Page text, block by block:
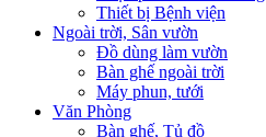
Thiết bị Bệnh viện
Ngoài trời, Sân vườn
Đồ dùng làm vườn
Bàn ghế ngoài trời
Máy phun, tưới
Văn Phòng
Bàn ghế, Tủ đồ